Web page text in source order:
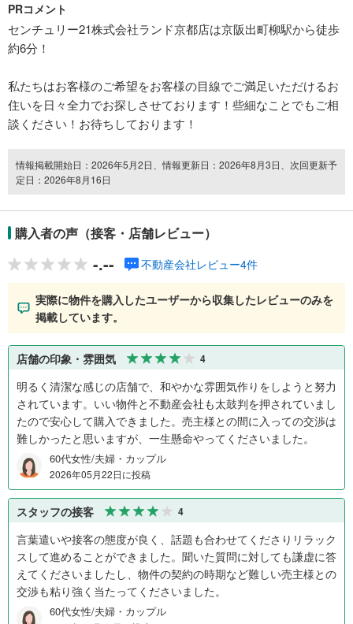
PRコメント
センチュリー21株式会社ランド京都店は京阪出町柳駅から徒歩
約6分！
私たちはお客様のご希望をお客様の目線でご満足いただけるお
住いを日々全力でお探しさせております！些細なことでもご相
談ください！お待ちしております！
情報掲載開始日：2026年5月2日、情報更新日：2026年8月3日、次回更新予
定日：2026年8月16日
購入者の声（接客・店舗レビュー）
-.-- 不動産会社レビュー4件
実際に物件を購入したユーザーから収集したレビューのみを
掲載しています。
店舗の印象・雰囲気 4
明るく清潔な感じの店舗で、和やかな雰囲気作りをしようと努力
されています。いい物件と不動産会社も太鼓判を押されていまし
たので安心して購入できました。売主様との間に入っての交渉は
難しかったと思いますが、一生懸命やってくださいました。
60代女性/夫婦・カップル
2026年05月22日に投稿
スタッフの接客 4
言葉遣いや接客の態度が良く、話題も合わせてくださりリラック
スして進めることができました。聞いた質問に対しても謙虚に答
えてくださいましたし、物件の契約の時期など難しい売主様との
交渉も粘り強く当たってくださいました。
60代女性/夫婦・カップル